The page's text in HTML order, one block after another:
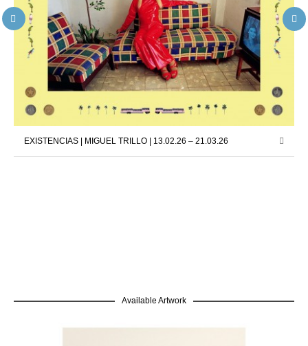
EXISTENCIAS | MIGUEL TRILLO | 13.02.26 – 21.03.26
Available Artwork